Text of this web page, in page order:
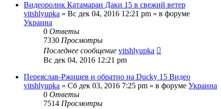
Видеоролик Катамаран Даки 15 в свежий ветер
vitshlyupka » Вс дек 04, 2016 12:21 pm » в форуме
Украина
0 Ответы
7330 Просмотры
Последнее сообщение vitshlyupka
Вс дек 04, 2016 12:21 pm
Переяслав-Ржищев и обратно на Ducky 15 Видео
vitshlyupka » Сб дек 03, 2016 7:25 pm » в форуме Украина
0 Ответы
7514 Просмотры